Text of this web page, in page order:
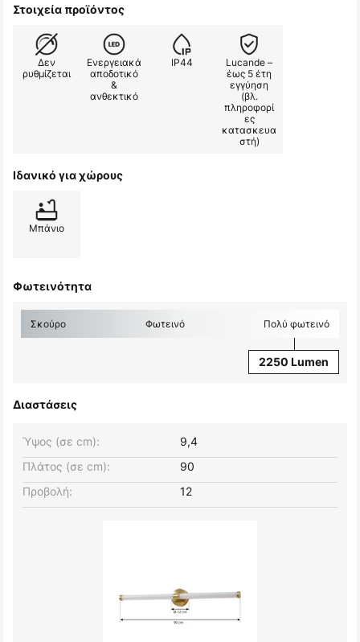
Στοιχεία προϊόντος
Δεν
ρυθμίζεται
Ενεργειακά
αποδοτικό
&
ανθεκτικό
IP44
Lucande –
έως 5 έτη
εγγύηση
(βλ.
πληροφορί
ες
κατασκευα
στή)
Ιδανικό για χώρους
Μπάνιο
Φωτεινότητα
Σκούρο Φωτεινό Πολύ φωτεινό
2250 Lumen
Διαστάσεις
Πλάτος (σε cm): 90
Ύψος (σε cm): 9,4
Προβολή: 12